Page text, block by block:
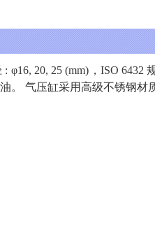
: φ16, 20, 25 (mm)，ISO
。 气压缸采用高级不锈钢材